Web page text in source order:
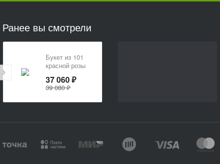
Ранее вы смотрели
Букет из 101
красной розы
37 060 ₽
39 080 ₽